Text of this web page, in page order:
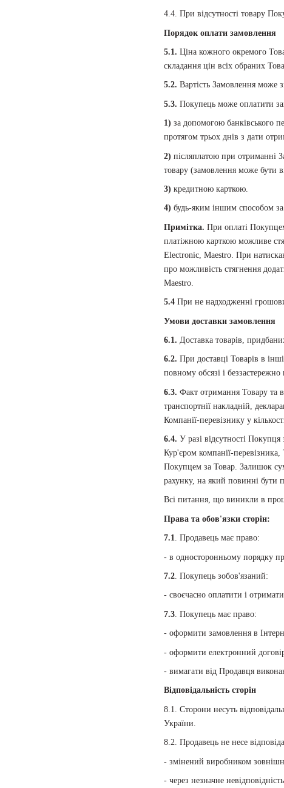
4.4. При відсутності товару
Порядок оплати замовлення
5.1. Ціна кожного окремого
складання цін всіх обраних
5.2. Вартість Замовлення може
5.3. Покупець може оплатити
1) за допомогою банківського
протягом трьох днів з дати
2) післяплатою при отриманні
товару (замовлення може бути
3) кредитною карткою.
4) будь-яким іншим способом
Примітка. При оплаті
платіжною карткою можливе
Electronic, Maestro. При
про можливість стягнення
Maestro.
5.4 При не надходженні
Умови доставки замовлення
6.1. Доставка товарів,
6.2. При доставці Товарів в
повному обсязі і
6.3. Факт отримання Товару та
транспортнії накладній,
Компанії-перевізнику у
6.4. У разі відсутності
Кур'єром компанії-перевізника,
Покупцем за Товар. Залишок
рахунку, на який повинні бути
Всі питання, що виникли в
Права та обов'язки сторін:
7.1. Продавець має право:
- в односторонньому порядку
7.2 . Покупець зобов'язаний:
- своєчасно оплатити і
7.3 . Покупець має право:
- оформити замовлення в
- оформити електронний
- вимагати від Продавця
Відповідальність сторін
8.1. Сторони несуть
України.
8.2. Продавець не несе
- змінений виробником
- через незначне